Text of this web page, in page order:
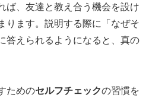
ば、友達と教え合う機会を設け
ります。説明する際に「なぜそ
答えられるようになると、真の
ためのセルフチェックの習慣を